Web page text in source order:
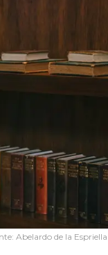
Abelardo de la Espriella